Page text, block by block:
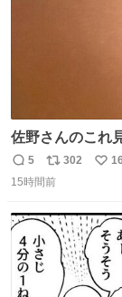
佐野さんのこれ
はりアイドルっ
返
信
5
リ
ポ
ト
302
い
数
15時間前